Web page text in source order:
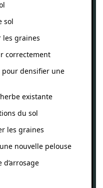
sol
les graines
correctement
pour densifier une
existante
du sol
les graines
nouvelle pelouse